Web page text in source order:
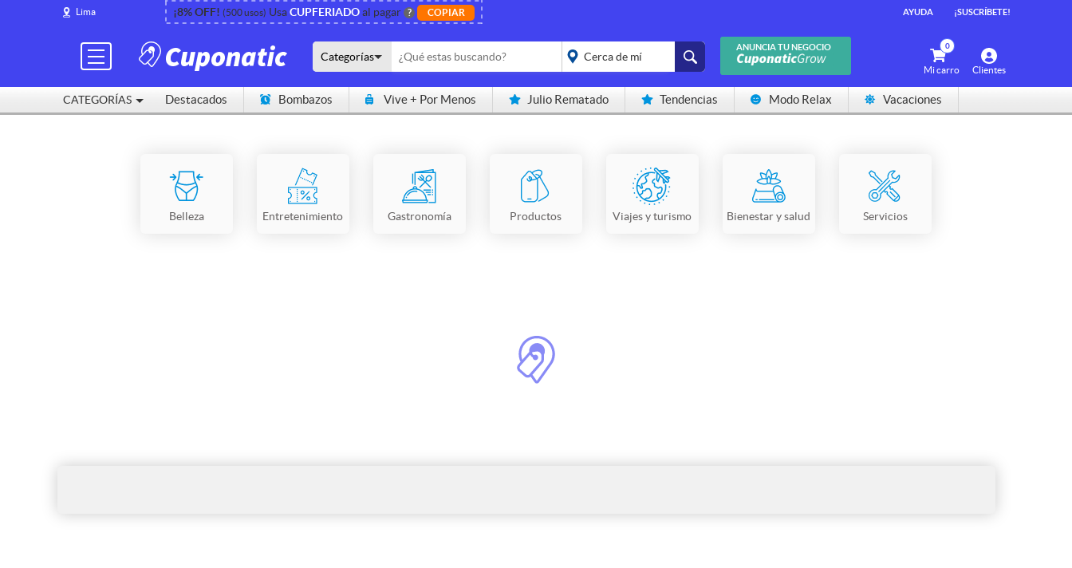
Lima ¡8% OFF! (500 usos) UsaCUPFERIADOal pagar ? COPIAR AYUDA ¡SUSCRÍBETE!
CATEGORÍAS
ANUNCIA TU NEGOCIO
Clientes
Categorías
placeholder="Todo el
0
Mi carro
Destacados Bombazos Vive + Por Menos Julio Rematado Tendencias Modo Relax Vacaciones
Belleza Entretenimiento Gastronomía Productos Viajes y turismo Bienestar y salud Servicios